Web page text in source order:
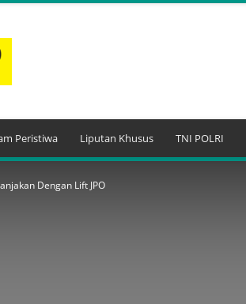
Peristiwa Liputan Khusus TNI POLRI
Dengan Lift JPO